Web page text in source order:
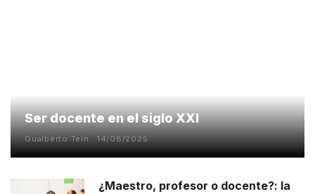
Ser docente en el siglo XXI
Gualberto Tein 14/08/2025
¿Maestro, profesor o docente?: la